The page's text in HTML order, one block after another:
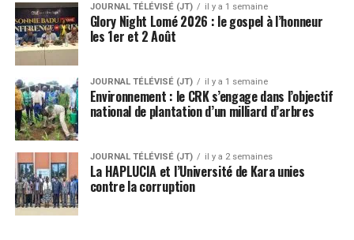
JOURNAL TÉLÉVISÉ (JT) il y a 1 semaine
Glory Night Lomé 2026 : le gospel à l’honneur
les 1er et 2 Août
JOURNAL TÉLÉVISÉ (JT) il y a 1 semaine
Environnement : le CRK s’engage dans l’objectif
national de plantation d’un milliard d’arbres
JOURNAL TÉLÉVISÉ (JT) il y a 2 semaines
La HAPLUCIA et l’Université de Kara unies
contre la corruption